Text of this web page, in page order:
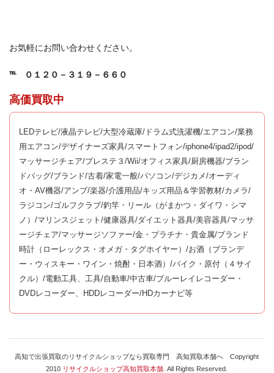
お気軽にお問い合わせください。
℡ ０１２０－３１９－６６０
高価買取中
LEDテレビ/液晶テレビ/大型冷蔵庫/ドラム式洗濯機/エアコン/業務
用エアコン/デザイナーズ家具/スマートフォン/iphone4/ipad2/ipod/
マッサージチェア/プレステ３/Wii/オフィス家具/厨房機器/ブラン
ドバッグ/ブランド/古着/家電一般/パソコン/デジカメ/オーディ
オ・AV機器/アンプ/楽器/介護用品/キッズ用品＆学習教材/カメラ/
ラジコン/ゴルフクラブ/釣竿・リール（がまかつ・ダイワ・シマ
ノ）/マリンスジェット/健康器具/ダイエット器具/美容器具/マッサ
ージチェア/マッサージソファー/金・プラチナ・貴金属/ブランド
時計（ローレックス・オメガ・タグホイヤー）/お酒（ブランデ
ー・ウィスキー・ワイン・焼酎・日本酒）/バイク・原付（４サイ
クル）/電動工具、工具/自動車/中古車/ブルーレイレコーダー・
DVDレコーダー、HDDレコーダー/HDカーナビ等
高知で出張買取のリサイクルショップなら買取専門 高知買取本舗へ Copyright
2010 リサイクルショップ高知買取本舗. All Rights Reserved.